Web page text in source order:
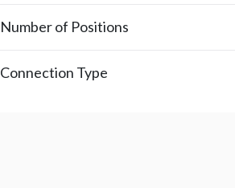
Number of Positions
Connection Type